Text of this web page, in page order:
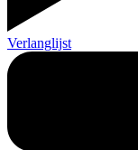
Verlanglijst